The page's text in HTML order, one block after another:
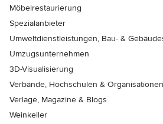
Möbelrestaurierung
Spezialanbieter
Umweltdienstleistungen, Bau- &
Umzugsunternehmen
3D-Visualisierung
Verbände, Hochschulen & Organisationen
Verlage, Magazine & Blogs
Weinkeller